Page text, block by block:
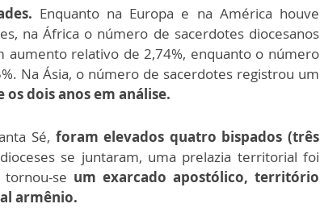
Enquanto na Europa e na América houve
na África o número de sacerdotes diocesanos
aumento relativo de 2,74%, enquanto o número
Na Ásia, o número de sacerdotes registrou um
dois anos em análise.
Sé, foram elevados quatro bispados (três
se juntaram, uma prelazia territorial foi
se um exarcado apostólico, território
armênio.